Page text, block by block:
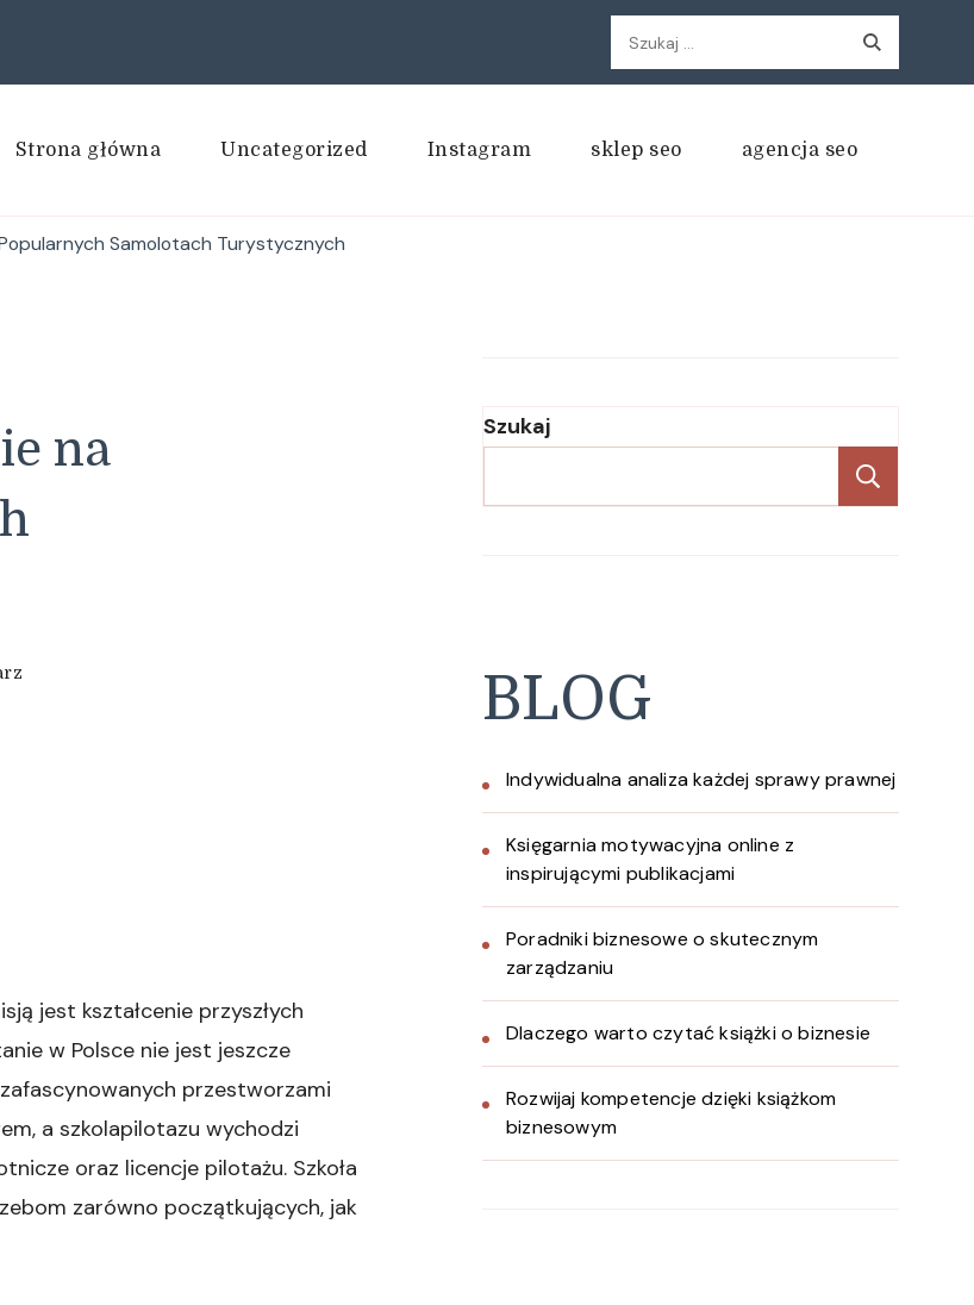
Szukaj:
Strona główna Uncategorized Instagram sklep seo agencja seo
Samolotach Turystycznych
na
jest kształcenie przyszłych
w Polsce nie jest jeszcze
przestworzami
a szkolapilotazu wychodzi
oraz licencje pilotażu. Szkoła
zarówno początkujących, jak
Szukaj
BLOG
Indywidualna analiza każdej sprawy prawnej
Księgarnia motywacyjna online z
inspirującymi publikacjami
Poradniki biznesowe o skutecznym
zarządzaniu
Dlaczego warto czytać książki o biznesie
Rozwijaj kompetencje dzięki książkom
biznesowym